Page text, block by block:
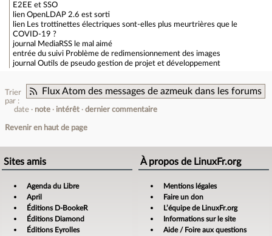
E2EE et SSO
lien OpenLDAP 2.6 est sorti
lien
Les trottinettes électriques sont-elles plus meurtrières que le
COVID-19 ?
journal
MediaRSS le mal aimé
entrée du suivi Problème de redimensionnement des images
journal Outils de pseudo gestion de projet et développement
Flux Atom des messages de azmeuk dans les forums
Trier
par :
date
note intérêt dernier commentaire
Revenir en haut de page
Sites amis
Agenda du Libre
April
Éditions D-BookeR
Éditions Diamond
Éditions Eyrolles
À propos de LinuxFr.org
Mentions légales
Faire un don
L’équipe de LinuxFr.org
Informations sur le site
Aide / Foire aux questions